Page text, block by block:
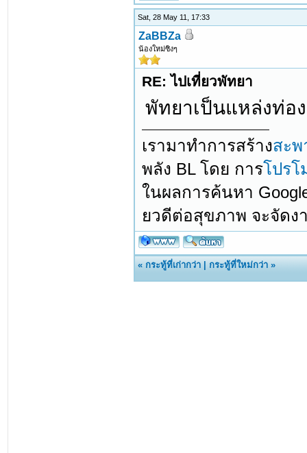
Sat, 28 May 11, 17:33
ZaBBZa
น้องใหม่ซิงๆ
RE: ไปเที่ยวพัทยา
พัทยาเป็นแหล่งท่อ
เรามาทำการสร้างสะ
พลัง BL โดย การโปรโ
ในผลการค้นหา
ยวดีต่อสุขภาพ จะจัดง
«กระทู้ที่เก่ากว่า |กระทู้ที่ใหม่กว่า »